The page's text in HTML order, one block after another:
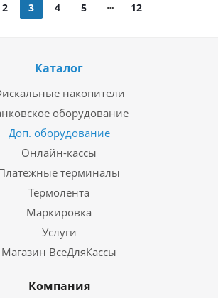
2 3 4 5 12
Каталог
накопители
оборудование
Доп. оборудование
Онлайн-кассы
терминалы
Термолента
Маркировка
Услуги
Магазин ВсеДляКассы
Компания